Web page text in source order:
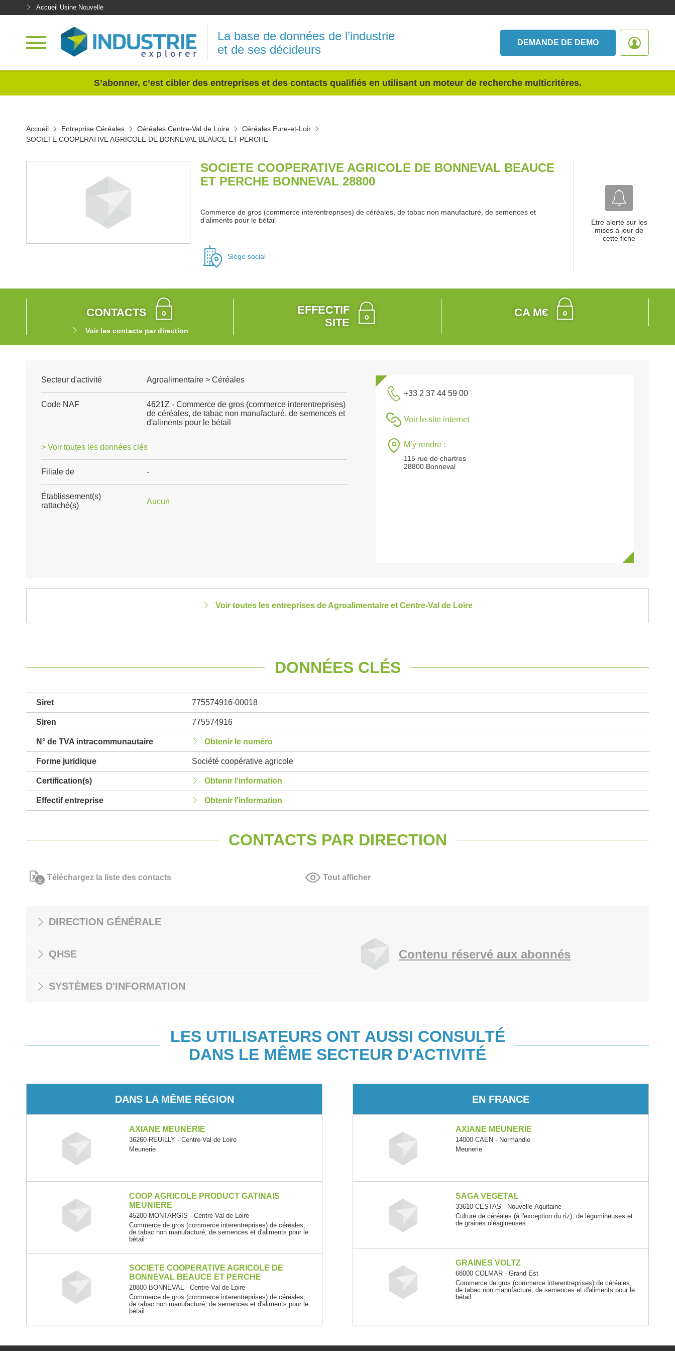
Accueil Usine Nouvelle
La base de données de l’industrie
et de ses décideurs
DEMANDE DE DEMO
S’abonner, c’est cibler des entreprises et des contacts qualifiés en utilisant un moteur de recherche multicritères.
Accueil Entreprise Céréales Céréales Centre-Val de Loire
Céréales Eure-et-Loir
SOCIETE COOPERATIVE AGRICOLE DE BONNEVAL BEAUCE ET PERCHE
SOCIETE COOPERATIVE AGRICOLE DE BONNEVAL BEAUCE
ET PERCHE BONNEVAL 28800
Commerce de gros (commerce interentreprises) de céréales, de tabac non manufacturé, de semences et
d'aliments pour le bétail
Siège social
Etre alerté sur les
mises à jour de
cette fiche
CONTACTS
Voir les contacts par direction
EFFECTIF
SITE
CA M€
Secteur d'activité Agroalimentaire > Céréales
Code NAF
4621Z - Commerce de gros (commerce interentreprises)
de céréales, de tabac non manufacturé, de semences et
d'aliments pour le bétail
> Voir toutes les données clés
Filiale de -
Établissement(s)
rattaché(s)
Aucun
+33 2 37 44 59 00
Voir le site internet
M’y rendre :
115 rue de chartres
28800 Bonneval
Voir toutes les entreprises de Agroalimentaire et Centre-Val de Loire
DONNÉES CLÉS
Siret 775574916-00018
Siren 775574916
N° de TVA intracommunautaire Obtenir le numéro
Forme juridique Société coopérative agricole
Certification(s) Obtenir l'information
Effectif entreprise Obtenir l'information
CONTACTS PAR DIRECTION
Téléchargez la liste des contacts Tout afficher
DIRECTION GÉNÉRALE
QHSE
SYSTÈMES D'INFORMATION
Contenu réservé aux abonnés
LES UTILISATEURS ONT AUSSI CONSULTÉ
DANS LE MÊME SECTEUR D'ACTIVITÉ
DANS LA MÊME RÉGION
AXIANE MEUNERIE
36260 REUILLY - Centre-Val de Loire
Meunerie
COOP AGRICOLE PRODUCT GATINAIS
MEUNIERE
45200 MONTARGIS - Centre-Val de Loire
Commerce de gros (commerce interentreprises) de céréales,
de tabac non manufacturé, de semences et d'aliments pour le
bétail
SOCIETE COOPERATIVE AGRICOLE DE
BONNEVAL BEAUCE ET PERCHE
28800 BONNEVAL - Centre-Val de Loire
Commerce de gros (commerce interentreprises) de céréales,
de tabac non manufacturé, de semences et d'aliments pour le
bétail
EN FRANCE
AXIANE MEUNERIE
14000 CAEN - Normandie
Meunerie
SAGA VEGETAL
33610 CESTAS - Nouvelle-Aquitaine
Culture de céréales (à l'exception du riz), de légumineuses et
de graines oléagineuses
GRAINES VOLTZ
68000 COLMAR - Grand Est
Commerce de gros (commerce interentreprises) de céréales,
de tabac non manufacturé, de semences et d'aliments pour le
bétail